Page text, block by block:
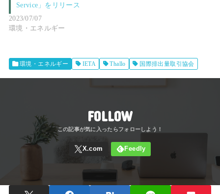
Service」をリリース
2023/07/07
環境・エネルギー
環境・エネルギー IETA Thallo 国際排出量取引協会
FOLLOW